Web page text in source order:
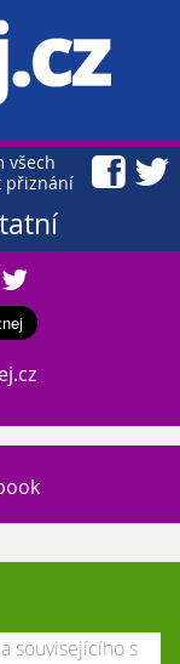
všech
přiznání